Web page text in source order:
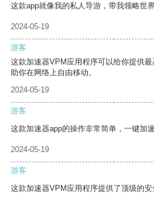
这款app就像我的私人导游，带我领略世
2024-05-19
游客
这款加速器VPM应用程序可以给你提供
助你在网络上自由移动。
2024-05-19
游客
这款加速器app的操作非常简单，一键加
2024-05-19
游客
这款加速器VPM应用程序提供了顶级的安